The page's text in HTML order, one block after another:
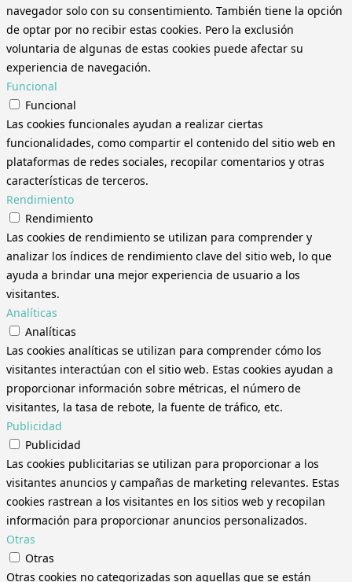
navegador solo con su consentimiento. También tiene la opción
de optar por no recibir estas cookies. Pero la exclusión
voluntaria de algunas de estas cookies puede afectar su
experiencia de navegación.
Funcional
Funcional
Las cookies funcionales ayudan a realizar ciertas
funcionalidades, como compartir el contenido del sitio web en
plataformas de redes sociales, recopilar comentarios y otras
características de terceros.
Rendimiento
Rendimiento
Las cookies de rendimiento se utilizan para comprender y
analizar los índices de rendimiento clave del sitio web, lo que
ayuda a brindar una mejor experiencia de usuario a los
visitantes.
Analíticas
Analíticas
Las cookies analíticas se utilizan para comprender cómo los
visitantes interactúan con el sitio web. Estas cookies ayudan a
proporcionar información sobre métricas, el número de
visitantes, la tasa de rebote, la fuente de tráfico, etc.
Publicidad
Publicidad
Las cookies publicitarias se utilizan para proporcionar a los
visitantes anuncios y campañas de marketing relevantes. Estas
cookies rastrean a los visitantes en los sitios web y recopilan
información para proporcionar anuncios personalizados.
Otras
Otras
Otras cookies no categorizadas son aquellas que se están